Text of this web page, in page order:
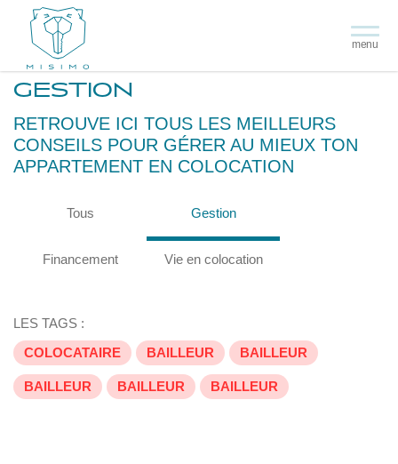
menu
GESTION
RETROUVE ICI TOUS LES MEILLEURS
CONSEILS POUR GÉRER AU MIEUX TON
APPARTEMENT EN COLOCATION
Tous Gestion
Financement Vie en colocation
LES TAGS :
COLOCATAIRE
BAILLEUR BAILLEUR
BAILLEUR BAILLEUR BAILLEUR